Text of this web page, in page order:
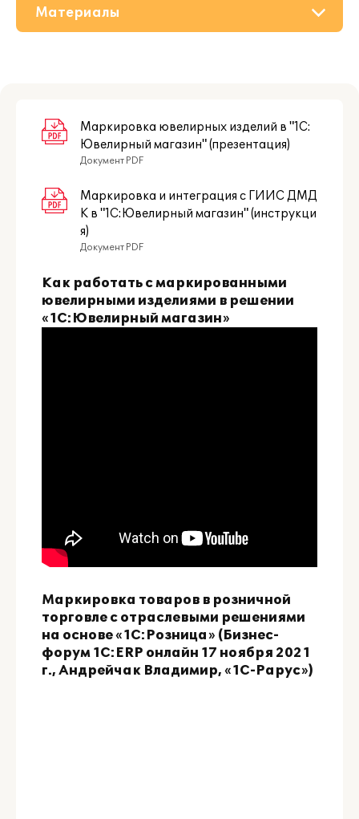
Поддержка
Материалы
Партнерам
Маркировка ювелирных изделий в "1С:
Ювелирный магазин" (презентация)
Документ PDF
Маркировка и интеграция с ГИИС ДМД
К в "1С:Ювелирный магазин" (инструкци
я)
Документ PDF
Как работать с маркированными
ювелирными изделиями в решении
«1С:Ювелирный магазин»
Маркировка товаров в розничной
торговле с отраслевыми решениями
на основе «1С:Розница» (Бизнес-
форум 1С:ERP онлайн 17 ноября 2021
г., Андрейчак Владимир, «1С-Рарус»)